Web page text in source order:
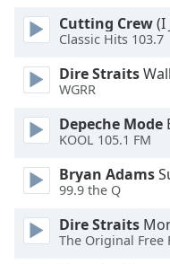
Text
Edge
Style
Font
Cutting Crew(I
Classic Hits 103.7
Dire Straits
WGRR
Depeche Mode
KOOL 105.1 FM
Bryan Adams
99.9 the Q
Dire Straits
The Original Free